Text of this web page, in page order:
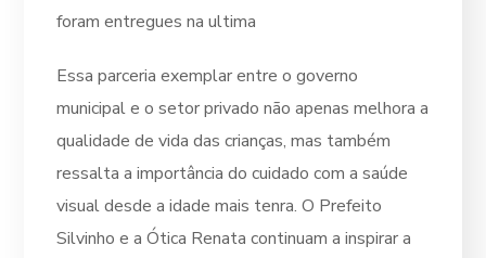
foram entregues na ultima
Essa parceria exemplar entre o governo
municipal e o setor privado não apenas melhora a
qualidade de vida das crianças, mas também
ressalta a importância do cuidado com a saúde
visual desde a idade mais tenra. O Prefeito
Silvinho e a Ótica Renata continuam a inspirar a